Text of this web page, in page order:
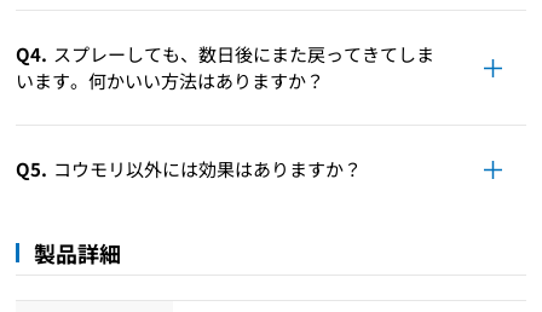
Q4. スプレーしても、数日後にまた戻ってきてしま
います。何かいい方法はありますか？
Q5. コウモリ以外には効果はありますか？
製品詳細